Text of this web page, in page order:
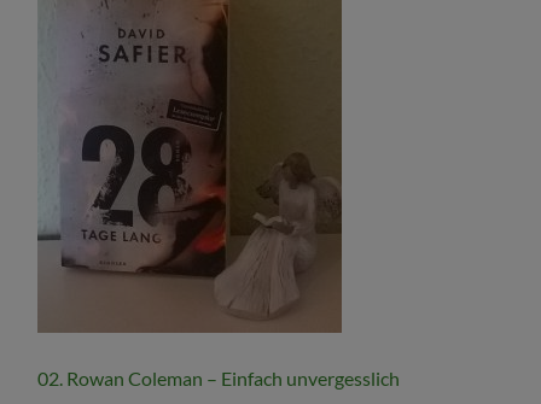
02. Rowan Coleman – Einfach unvergesslich